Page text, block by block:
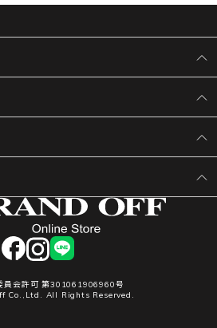
facebookinstagram
LINE
員会許可 第301061906960号
Co.,Ltd. All Rights Reserved.